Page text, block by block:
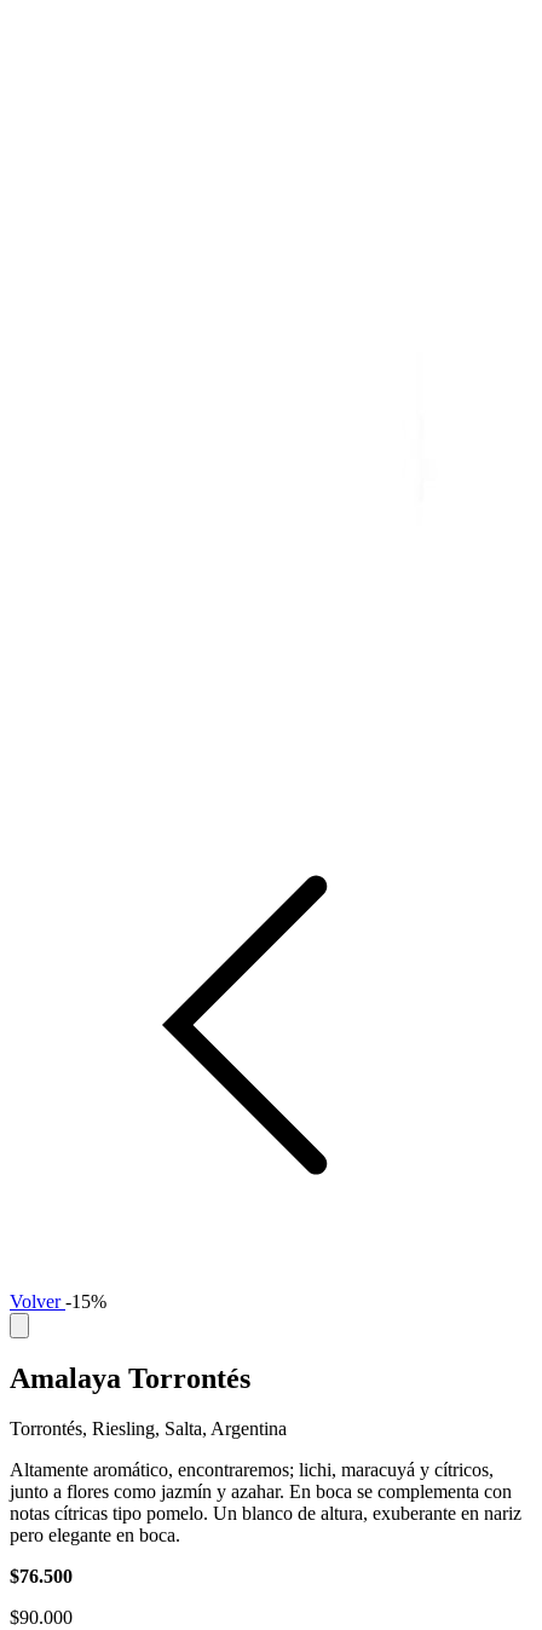
Volver-15%
Amalaya Torrontés
Torrontés, Riesling, Salta, Argentina
Altamente aromático, encontraremos; lichi, maracuyá y cítricos,
junto a flores como jazmín y azahar. En boca se complementa con
notas cítricas tipo pomelo. Un blanco de altura, exuberante en nariz
pero elegante en boca.
$76.500
$90.000